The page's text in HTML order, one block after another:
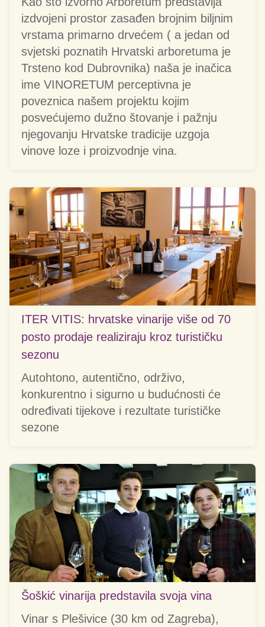
izdvojeni prostor zasađen brojnim biljnim
vrstama primarno drvećem ( a jedan od
svjetski poznatih Hrvatski arboretuma je
Trsteno kod Dubrovnika) naša je inačica
ime VINORETUM perceptivna je
poveznica našem projektu kojim
posvećujemo dužno štovanje i pažnju
njegovanju Hrvatske tradicije uzgoja
vinove loze i proizvodnje vina.
ITER VITIS: hrvatske vinarije više od 70
posto prodaje realiziraju kroz turističku
sezonu
Autohtono, autentično, održivo,
konkurentno i sigurno u budućnosti će
određivati tijekove i rezultate turističke
sezone
Šoškić vinarija predstavila svoja vina
Vinar s Plešivice (30 km od Zagreba),